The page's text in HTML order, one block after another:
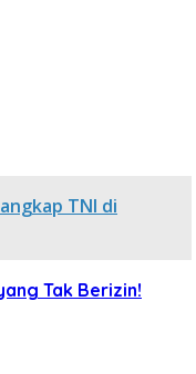
TNI di
Tak Berizin!